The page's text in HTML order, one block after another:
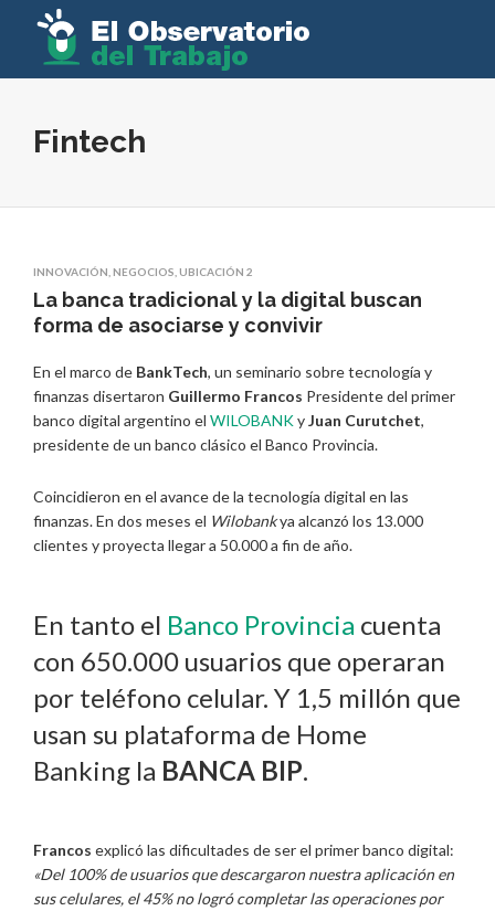
Fintech
INNOVACIÓN NEGOCIOS UBICACIÓN 2
La banca tradicional y la digital buscan
forma de asociarse y convivir
En el marco de BankTech, un seminario sobre tecnología y
finanzas disertaron Guillermo Francos Presidente del primer
banco digital argentino el WILOBANKyJuan Curutchet,
presidente de un banco clásico el Banco Provincia.
Coincidieron en el avance de la tecnología digital en las
finanzas. En dos meses el Wilobankya alcanzó los 13.000
clientes y proyecta llegar a 50.000 a fin de año.
En tanto el Banco Provincia cuenta
con 650.000 usuarios que operaran
por teléfono celular. Y 1,5 millón que
usan su plataforma de Home
Banking la BANCA BIP.
Francos explicó las dificultades de ser el primer banco digital:
«Del 100% de usuarios que descargaron nuestra aplicación en
sus celulares, el 45% no logró completar las operaciones por